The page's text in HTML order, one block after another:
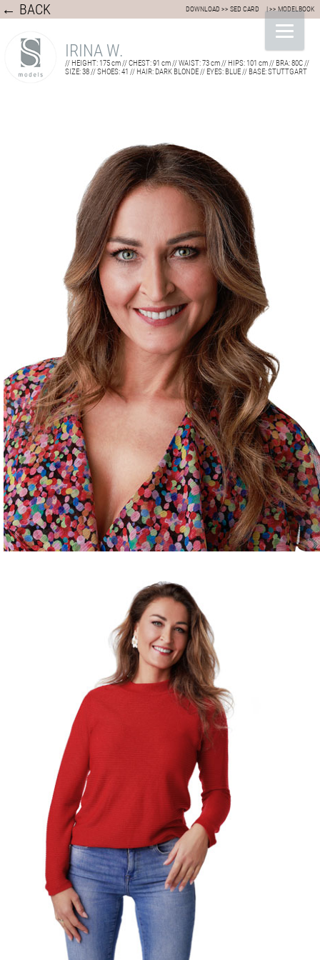
← BACK | >> MODELBOOK
DOWNLOAD >> SED CARD
IRINA W.
// HEIGHT: 175 cm // CHEST: 91 cm // WAIST: 73 cm // HIPS: 101 cm // BRA: 80C //
SIZE: 38 // SHOES: 41 // HAIR: DARK BLONDE // EYES: BLUE // BASE: STUTTGART